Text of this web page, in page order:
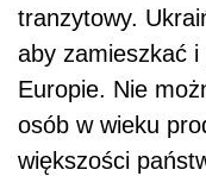
tranzytowy.
aby zamieszkać
Europie. Nie
osób w wieku
większości